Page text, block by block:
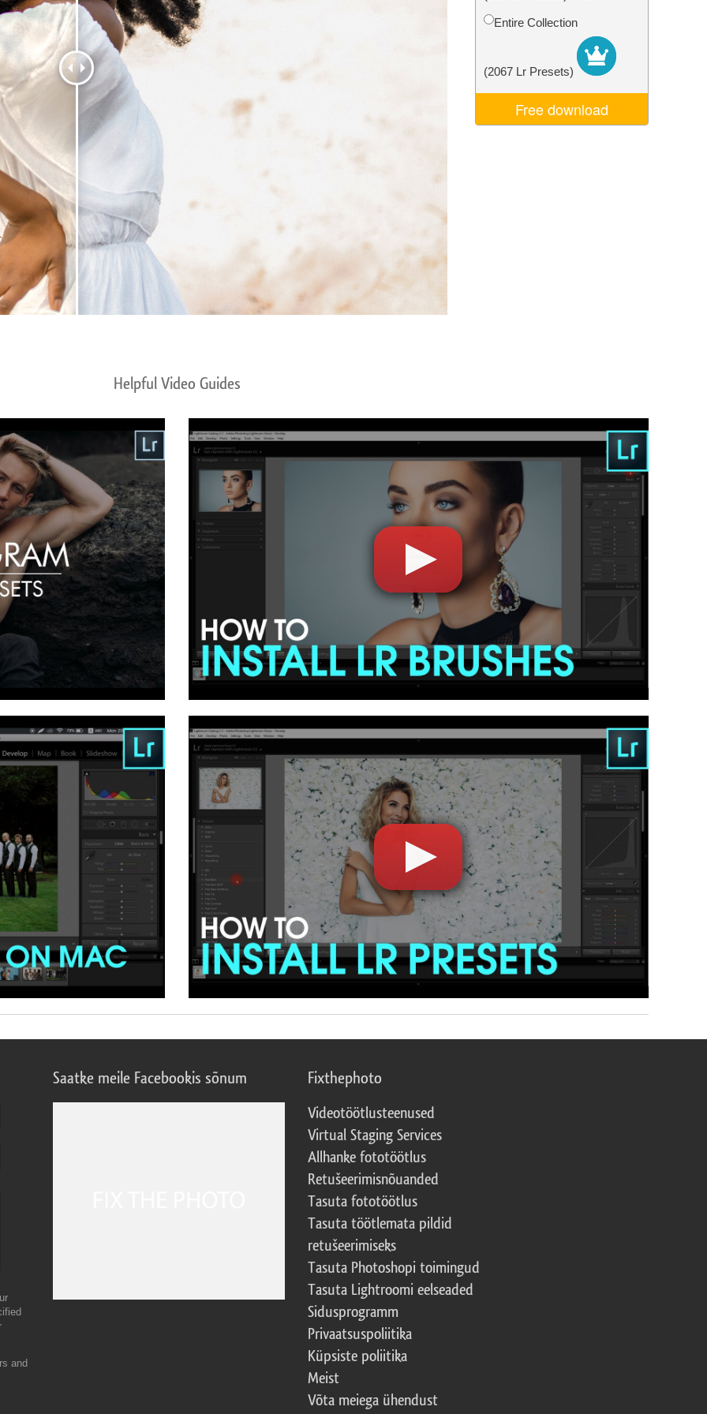
fototöötlus Ehete fotode redigeerimine Video Editing ServicesEntire Collection
(2067 Lr Presets)
Free download
Helpful Video Guides
and
Saatke meile Facebookis sõnum Fixthephoto
Videotöötlusteenused
Virtual Staging Services
Allhanke fototöötlus
Retušeerimisnõuanded
Tasuta fototöötlus
Tasuta töötlemata pildid
retušeerimiseks
Tasuta Photoshopi toimingud
Tasuta Lightroomi eelseaded
Sidusprogramm
Privaatsuspoliitika
Küpsiste poliitika
Meist
Võta meiega ühendust